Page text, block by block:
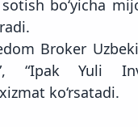
bo‘yicha
Broker
“Ipak Yuli
ko‘rsatadi.